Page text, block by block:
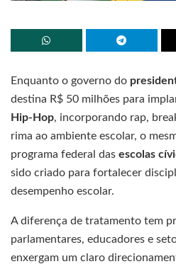
Enquanto o governo do
destina R$ 50 milhões para
Hip-Hop, incorporando rap,
rima ao ambiente escolar, o
programa federal das escolas
sido criado para fortalecer
desempenho escolar.
A diferença de tratamento tem
parlamentares, educadores e
enxergam um claro